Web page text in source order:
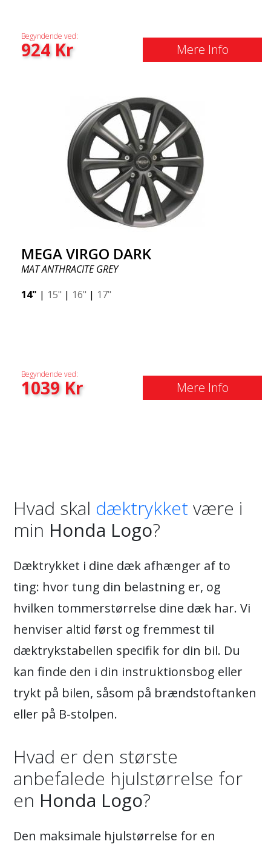
Begyndende ved:
924Kr Mere Info
MEGA VIRGO DARK
MAT ANTHRACITE GREY
14" | 15" | 16" | 17"
Begyndende ved:
1039Kr Mere Info
Hvad skal dæktrykket være i
min Honda Logo?
Dæktrykket i dine dæk afhænger af to
ting: hvor tung din belastning er, og
hvilken tommerstørrelse dine dæk har. Vi
henviser altid først og fremmest til
dæktrykstabellen specifik for din bil. Du
kan finde den i din instruktionsbog eller
trykt på bilen, såsom på brændstoftanken
eller på B-stolpen.
Hvad er den største
anbefalede hjulstørrelse for
en Honda Logo?
Den maksimale hjulstørrelse for en